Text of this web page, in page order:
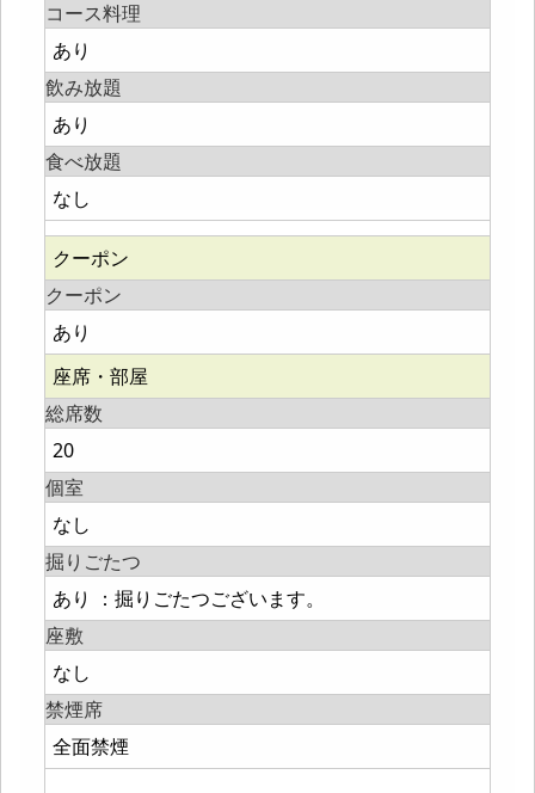
コース料理
あり
飲み放題
あり
食べ放題
なし
クーポン
クーポン
あり
座席・部屋
総席数
20
個室
なし
掘りごたつ
あり ：掘りごたつございます。
座敷
なし
禁煙席
全面禁煙